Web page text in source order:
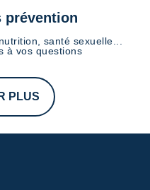
prévention
santé sexuelle...
à vos questions
PLUS